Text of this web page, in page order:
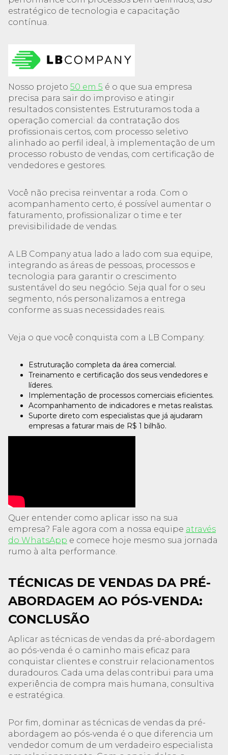
estratégico de tecnologia e capacitação
contínua.
Nosso projeto 50 em 5 é o que sua empresa
precisa para sair do improviso e atingir
resultados consistentes. Estruturamos toda a
operação comercial: da contratação dos
profissionais certos, com processo seletivo
alinhado ao perfil ideal, à implementação de um
processo robusto de vendas, com certificação de
vendedores e gestores.
Você não precisa reinventar a roda. Com o
acompanhamento certo, é possível aumentar o
faturamento, profissionalizar o time e ter
previsibilidade de vendas.
A LB Company atua lado a lado com sua equipe,
integrando as áreas de pessoas, processos e
tecnologia para garantir o crescimento
sustentável do seu negócio. Seja qual for o seu
segmento, nós personalizamos a entrega
conforme as suas necessidades reais.
Veja o que você conquista com a LB Company:
Estruturação completa da área comercial.
Treinamento e certificação dos seus vendedores e
líderes.
Implementação de processos comerciais eficientes.
Acompanhamento de indicadores e metas realistas.
Suporte direto com especialistas que já ajudaram
empresas a faturar mais de R$ 1 bilhão.
Quer entender como aplicar isso na sua
empresa? Fale agora com a nossa equipe através
do WhatsApp e comece hoje mesmo sua jornada
rumo à alta performance.
TÉCNICAS DE VENDAS DA PRÉ-
ABORDAGEM AO PÓS-VENDA:
CONCLUSÃO
Aplicar as técnicas de vendas da pré-abordagem
ao pós-venda é o caminho mais eficaz para
conquistar clientes e construir relacionamentos
duradouros. Cada uma delas contribui para uma
experiência de compra mais humana, consultiva
e estratégica.
Por fim, dominar as técnicas de vendas da pré-
abordagem ao pós-venda é o que diferencia um
vendedor comum de um verdadeiro especialista